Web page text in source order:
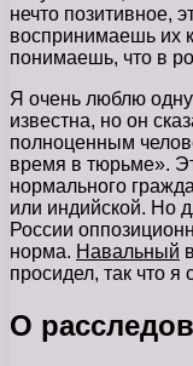
нечто позитивное,
воспринимаешь их
понимаешь, что в
Я очень люблю
известна, но он
полноценным
время в тюрьме».
нормального
или индийской. Но
России
норма. Навальный
просидел, так что
О